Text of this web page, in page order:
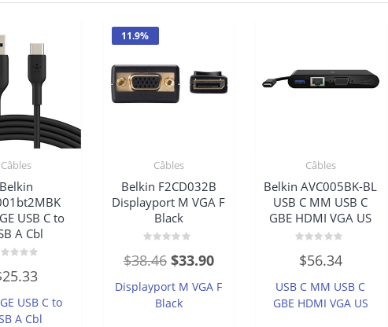
Câbles
Belkin
USB C to
A Cbl
25.33
USB C to
A Cbl
11.9%
Câbles
Belkin F2CD032B
Displayport M VGA F
Black
0
5
$38.46 Original
price
was:
$33.90Current
price
Displayport M VGA F
Black
Câbles
Belkin AVC005BK-BL
USB C MM USB C
GBE HDMI VGA US
0
out
5
$56.34
USB C MM USB C
GBE HDMI VGA US